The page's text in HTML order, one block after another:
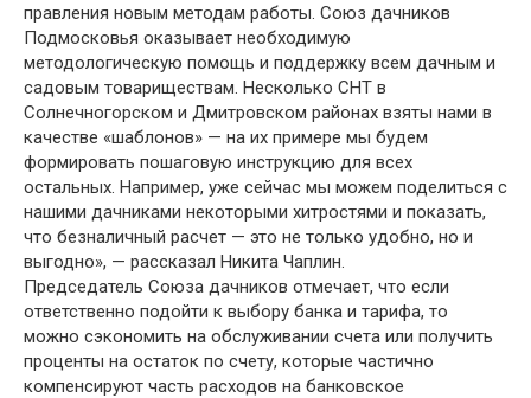
правления новым методам работы. Союз дачников
Подмосковья оказывает необходимую
методологическую помощь и поддержку всем дачным и
садовым товариществам. Несколько СНТ в
Солнечногорском и Дмитровском районах взяты нами в
качестве «шаблонов» — на их примере мы будем
формировать пошаговую инструкцию для всех
остальных. Например, уже сейчас мы можем поделиться с
нашими дачниками некоторыми хитростями и показать,
что безналичный расчет — это не только удобно, но и
выгодно», — рассказал Никита Чаплин.
Председатель Союза дачников отмечает, что если
ответственно подойти к выбору банка и тарифа, то
можно сэкономить на обслуживании счета или получить
проценты на остаток по счету, которые частично
компенсируют часть расходов на банковское